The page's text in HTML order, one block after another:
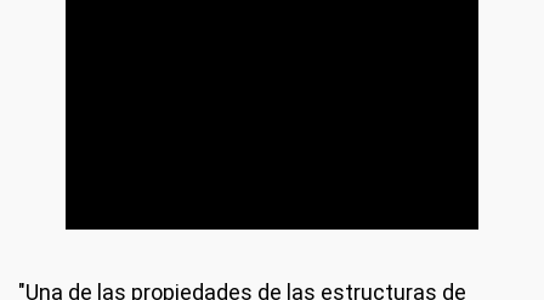
"Una de las propiedades de las estructuras de